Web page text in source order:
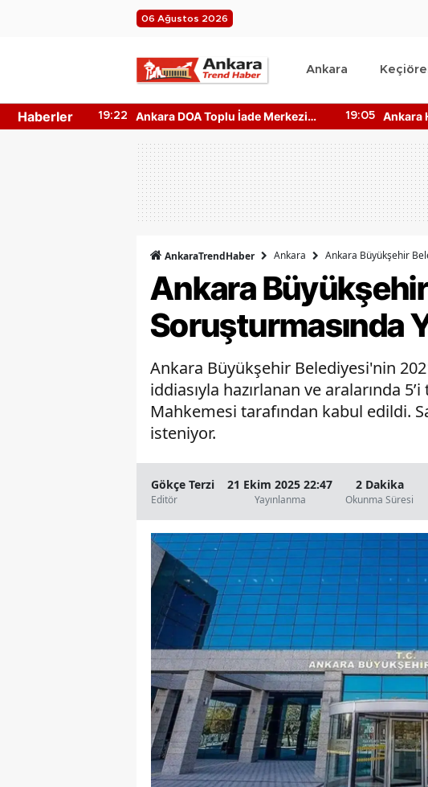
06 Ağustos 2026
Ankara
Haberler
Yerler
19:22
Ankara DOA Toplu İade Merkezi
Nerede? Depozito Makinesi
Nerede?
19:05
Ankara
Giriş
AnkaraTrendHaber Ankara Ankara Büyükşehir
Ankara
Soruşturmasında
Ankara Büyükşehir Belediyesi'nin
iddiasıyla hazırlanan ve aralarında
Mahkemesi tarafından kabul edildi.
isteniyor.
Gökçe Terzi
Editör
21 Ekim 2025 22:47
Yayınlanma
2 Dakika
Okunma Süresi